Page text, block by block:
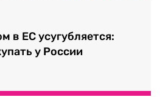
в ЕС усугубляется:
у России